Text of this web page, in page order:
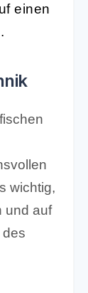
einen
wichtig,
und auf